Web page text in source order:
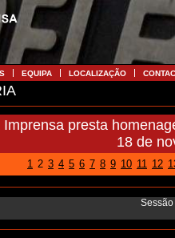
EQUIPA LOCALIZAÇÃO
Imprensa presta
18 de
1 2 3 4 5 6 7 8 9 10 11 12